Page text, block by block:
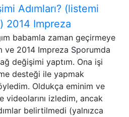
Adımları? (listemi
2014 Impreza
babamla zaman geçirmeye
ve 2014 Impreza Sporumda
değişimi yaptım. Ona işi
desteği ile yapmak
Oldukça eminim ve
videolarını izledim, ancak
belirtilmedi (yalnızca